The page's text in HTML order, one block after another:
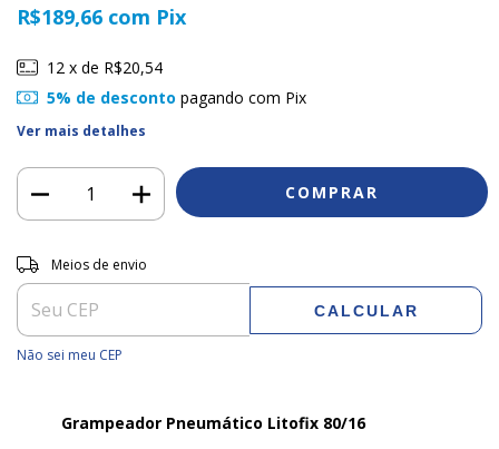
R$189,66 com Pix
12 x de R$20,54
5% de desconto pagando com Pix
Ver mais detalhes
Entregas para o CEP:
Meios de envio
CALCULAR
Não sei meu CEP
Grampeador Pneumático Litofix 80/16